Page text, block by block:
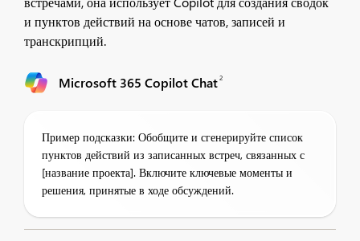
и пунктов действий на основе чатов, записей и
транскрипций.
Microsoft 365 Copilot Chat2
Пример подсказки: Обобщите и сгенерируйте список
пунктов действий из записанных встреч, связанных с
[название проекта]. Включите ключевые моменты и
решения, принятые в ходе обсуждений.